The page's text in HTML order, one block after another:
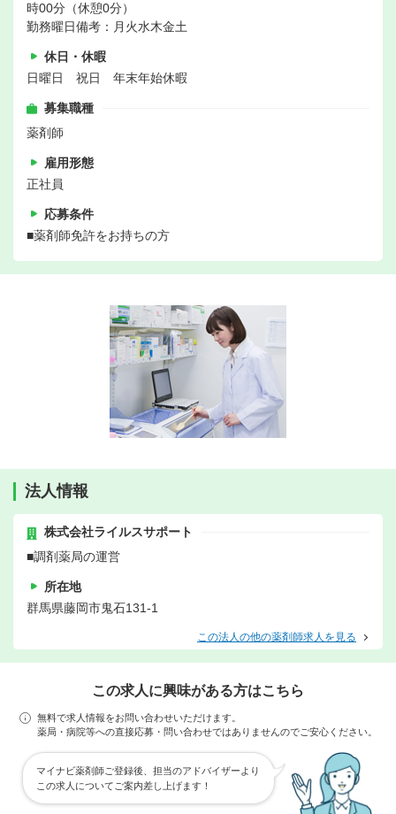
時00分（休憩0分）
勤務曜日備考：月火水木金土
休日・休暇
日曜日 祝日 年末年始休暇
募集職種
薬剤師
雇用形態
正社員
応募条件
■薬剤師免許をお持ちの方
法人情報
株式会社ライルスサポート
■調剤薬局の運営
所在地
群馬県藤岡市鬼石131-1
この法人の他の薬剤師求人を見る
この求人に興味がある方はこちら
無料で求人情報をお問い合わせいただけます。
薬局・病院等への直接応募・問い合わせではありませんのでご安心ください。
マイナビ薬剤師ご登録後、担当のアドバイザーより
この求人についてご案内差し上げます！